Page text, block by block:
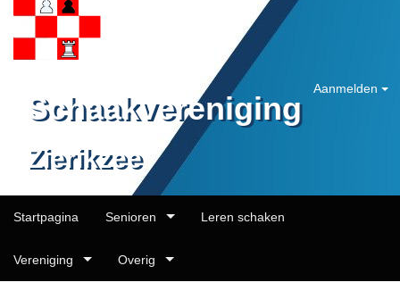
Schaakvereniging
Zierikzee
Aanmelden
Startpagina Senioren Leren schaken
Vereniging Overig